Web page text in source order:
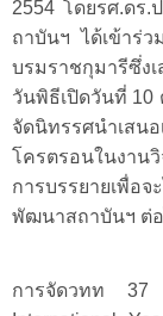
2554โดยรศ.ดร.
ถาบันฯได้เข้าร่ว
บรมราชกุมารีซึ่ง
วันพิธีเปิดวันที่ 10
จัดนิทรรศนำเสน
โครตรอนในงานวิ
การบรรยายเพื่อ
พัฒนาสถาบันฯ ต่
การจัดวทท